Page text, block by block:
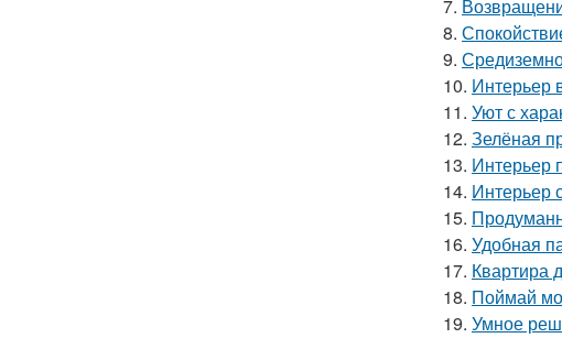
7.
8.
9.
10. Интерьер
11. Уют с
12. Зелёная
13. Интерьер
14. Интерьер
15.
16. Удобная
17. Квартира
18. Поймай
19. Умное